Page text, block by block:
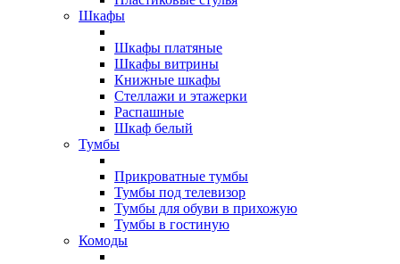
Шкафы
Шкафы платяные
Шкафы витрины
Книжные шкафы
Стеллажи и этажерки
Распашные
Шкаф белый
Тумбы
Прикроватные тумбы
Тумбы под телевизор
Тумбы для обуви в прихожую
Тумбы в гостиную
Комоды